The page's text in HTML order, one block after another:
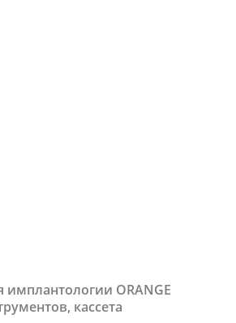
ORANGE
кассета